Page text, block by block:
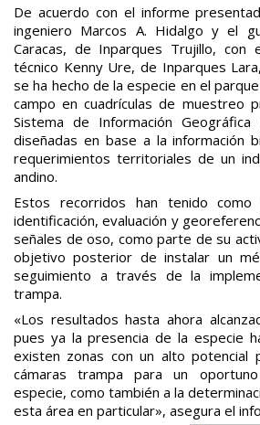
De acuerdo con el informe
ingeniero Marcos A. Hidalgo y el
Caracas, de Inparques Trujillo, con
técnico Kenny Ure, de Inparques
se ha hecho de la especie en el
campo en cuadrículas de muestreo
Sistema de Información
diseñadas en base a la información
requerimientos territoriales de un
andino.
Estos recorridos han tenido como
identificación, evaluación y
señales de oso, como parte de su
objetivo posterior de instalar un
seguimiento a través de la
trampa.
«Los resultados hasta ahora
pues ya la presencia de la especie
existen zonas con un alto potencial
cámaras trampa para un
especie, como también a la
esta área en particular», asegura el